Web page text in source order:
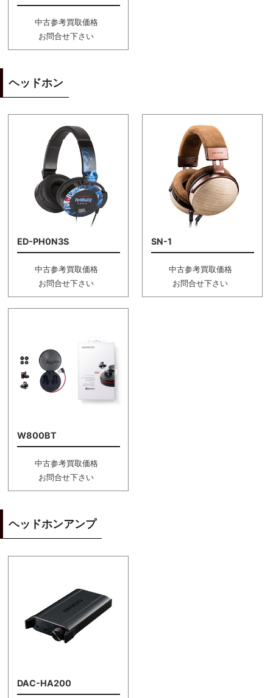
中古参考買取価格
お問合せ下さい
ヘッドホン
ED-PH0N3S
中古参考買取価格
お問合せ下さい
SN-1
中古参考買取価格
お問合せ下さい
W800BT
中古参考買取価格
お問合せ下さい
ヘッドホンアンプ
DAC-HA200